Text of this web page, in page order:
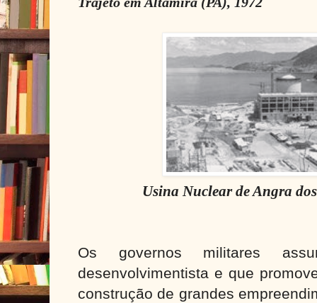
Usina Nuclear de Angra
Os governos militares
desenvolvimentista e que
construção de grandes